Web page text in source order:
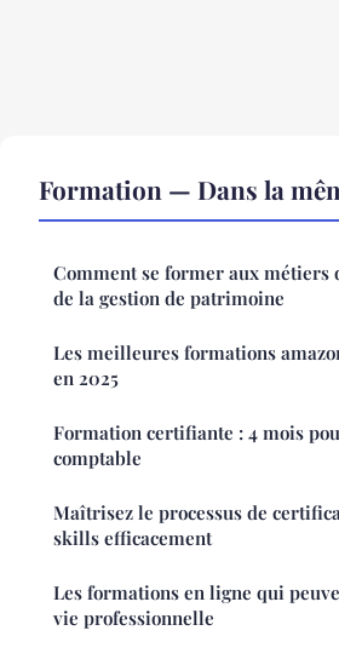
Formation — Dans la
Comment se former aux
de la gestion de patrimoine
Les meilleures formations
en 2025
Formation certifiante : 4 mois
comptable
Maîtrisez le processus de
skills efficacement
Les formations en ligne qui
vie professionnelle